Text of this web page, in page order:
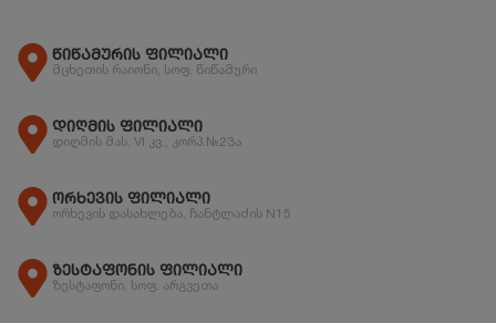
წიწამურის ფილიალი
მცხეთის რაიონი, სოფ. წიწამური
დიღმის ფილიალი
დიღმის მას. VI კვ., კორპ.№23ა
ორხევის ფილიალი
ორხევის დასახლება, ჩანტლაძის N15
ზესტაფონის ფილიალი
ზესტაფონი, სოფ. არგვეთა